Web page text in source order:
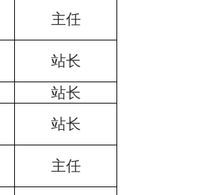
主任
站长
站长
站长
主任